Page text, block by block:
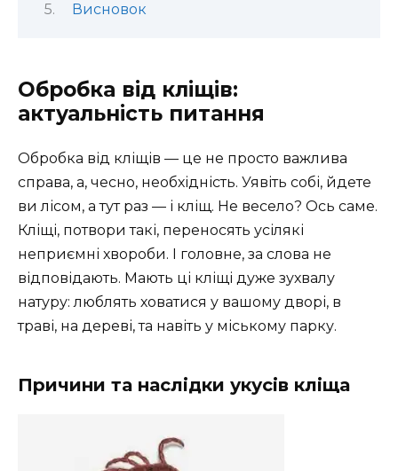
Висновок
Обробка від кліщів:
актуальність питання
Обробка від кліщів — це не просто важлива
справа, а, чесно, необхідність. Уявіть собі, йдете
ви лісом, а тут раз — і кліщ. Не весело? Ось саме.
Кліщі, потвори такі, переносять усілякі
неприємні хвороби. І головне, за слова не
відповідають. Мають ці кліщі дуже зухвалу
натуру: люблять ховатися у вашому дворі, в
траві, на дереві, та навіть у міському парку.
Причини та наслідки укусів кліща